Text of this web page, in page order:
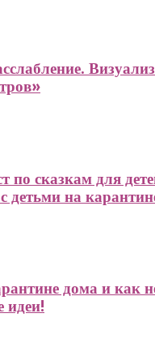
по сказкам для
детьми на
дома и как
идеи!